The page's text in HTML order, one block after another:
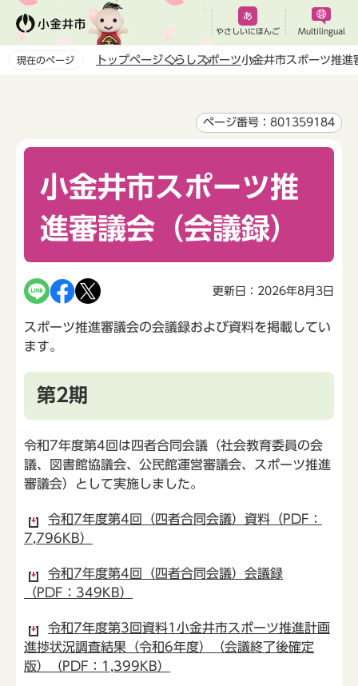
ペ
やさしいにほんご Multilingual
現在のページ トップページくらしスポーツ小金井市スポーツ推進
ページ番号：801359184
小金井市スポーツ推
進審議会（会議録）
更新日：2026年8月3日
スポーツ推進審議会の会議録および資料を掲載してい
ます。
第2期
令和7年度第4回は四者合同会議（社会教育委員の会
議、図書館協議会、公民館運営審議会、スポーツ推進
審議会）として実施しました。
令和7年度第4回（四者合同会議）資料（PDF：
7,796KB）
令和7年度第4回（四者合同会議）会議録
（PDF：349KB）
令和7年度第3回資料1小金井市スポーツ推進計画
進捗状況調査結果（令和6年度）（会議終了後確定
版）（PDF：1,399KB）